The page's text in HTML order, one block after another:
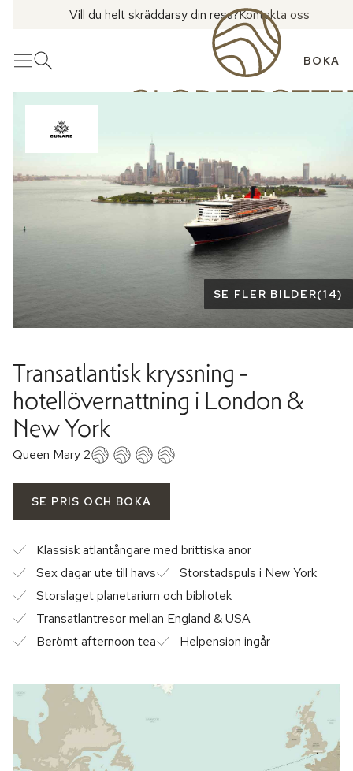
Vill du helt skräddarsy din resa?Kontakta oss
MenyÖppna sök BOKA
SE FLER BILDER(14)
Transatlantisk kryssning -
hotellövernattning i London &
New York
Queen Mary 2
SE PRIS OCH BOKA
Klassisk atlantångare med brittiska anor
Sex dagar ute till havs
Storstadspuls i New York
Storslaget planetarium och bibliotek
Transatlantresor mellan England & USA
Berömt afternoon tea
Helpension ingår